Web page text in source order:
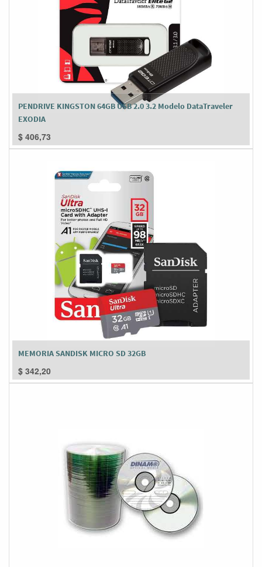
PENDRIVE KINGSTON 64GB USB 2.0 3.2 Modelo DataTraveler
EXODIA
$ 406,73
MEMORIA SANDISK MICRO SD 32GB
$ 342,20